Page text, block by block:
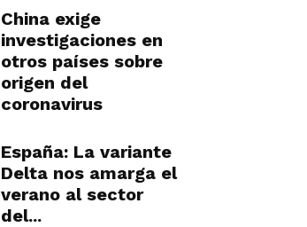
China exige
investigaciones en
otros países sobre
origen del
coronavirus
España: La variante
Delta nos amarga el
verano al sector
del...